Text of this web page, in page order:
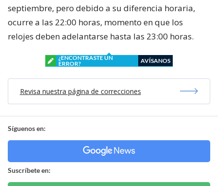
septiembre, pero debido a su diferencia horaria,
ocurre a las 22:00 horas, momento en que los
relojes deben adelantarse hasta las 23:00 horas.
¿ENCONTRASTE UN
ERROR?
AVÍSANOS
Revisa nuestra página de correcciones
Síguenos en:
Suscríbete en: